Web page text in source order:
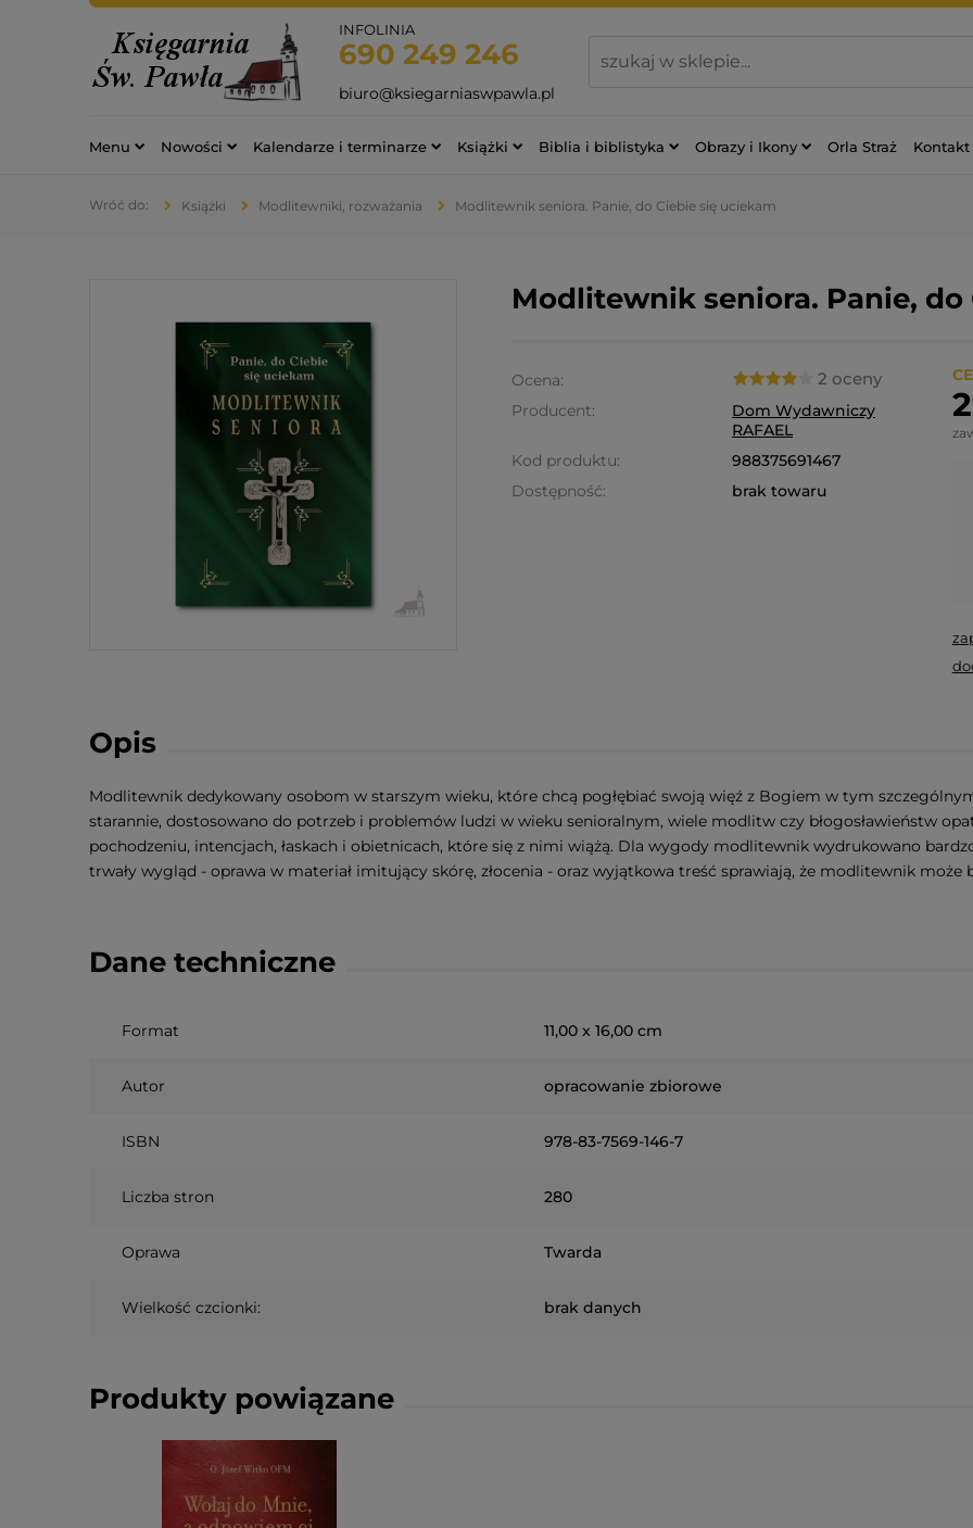
INFOLINIA
690 249 246
biuro@ksiegarniaswpawla.pl
Menu Nowości Kalendarze i terminarze Książki Biblia i biblistyka Obrazy i Ikony Orla Straż Kontakt
Książki Modlitewniki, rozważania Modlitewnik seniora. Panie, do Ciebie się uciekam
Modlitewnik seniora. Panie,
Ocena: 2 oceny
Producent:
Dom Wydawniczy
RAFAEL
Kod produktu:
988375691467
Dostępność:
brak towaru
Opis
Modlitewnik dedykowany osobom w starszym wieku, które chcą pogłębiać swoją więź z Bogiem w tym
starannie, dostosowano do potrzeb i problemów ludzi w wieku senioralnym, wiele modlitw czy błogosławieństw
pochodzeniu, intencjach, łaskach i obietnicach, które się z nimi wiążą. Dla wygody modlitewnik wydrukowano
trwały wygląd - oprawa w materiał imitujący skórę, złocenia - oraz wyjątkowa treść sprawiają, że modlitewnik
Dane techniczne
Format 11,00 x 16,00 cm
Autor opracowanie zbiorowe
ISBN 978-83-7569-146-7
Liczba stron 280
Oprawa Twarda
Wielkość czcionki: brak danych
Produkty powiązane